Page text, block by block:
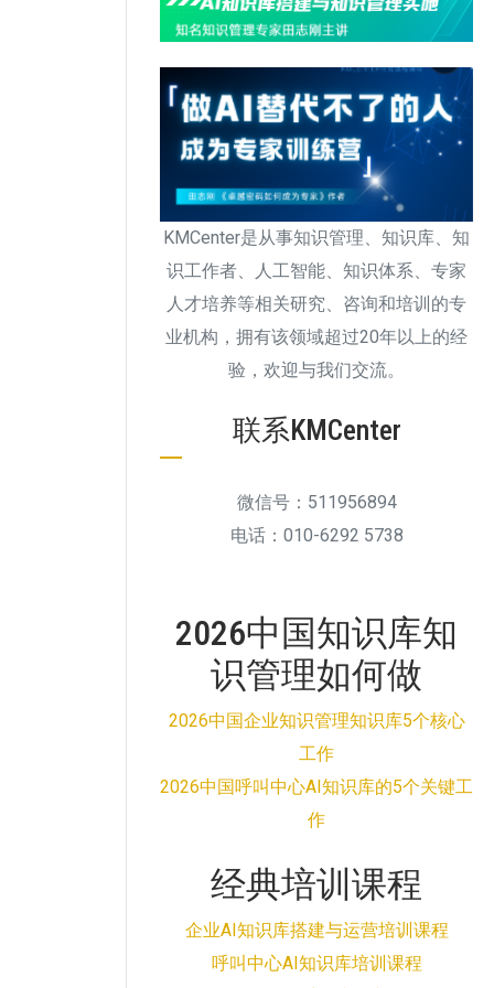
KMCenter是从事知识管理、知识库、知
识工作者、人工智能、知识体系、专家
人才培养等相关研究、咨询和培训的专
业机构，拥有该领域超过20年以上的经
验，欢迎与我们交流。
联系KMCenter
微信号：511956894
电话：010-6292 5738
2026中国知识库知
识管理如何做
2026中国企业知识管理知识库5个核心
工作
2026中国呼叫中心AI知识库的5个关键工
作
经典培训课程
企业AI知识库搭建与运营培训课程
呼叫中心AI知识库培训课程